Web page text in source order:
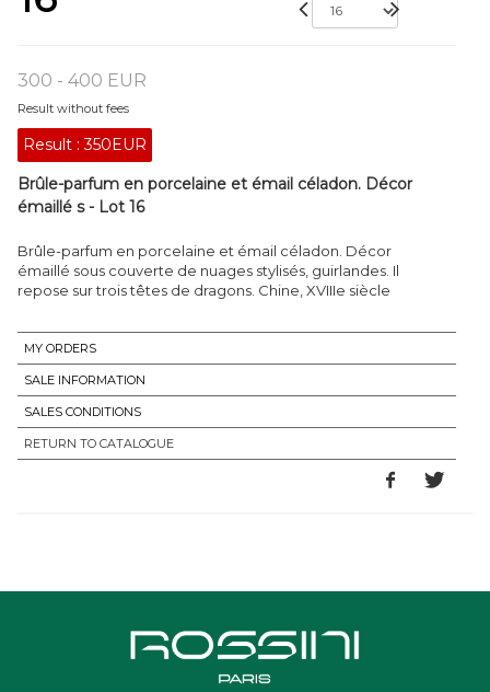
300 - 400 EUR
Result without fees
Result :350EUR
Brûle-parfum en porcelaine et émail céladon. Décor
émaillé s - Lot 16
Brûle-parfum en porcelaine et émail céladon. Décor
émaillé sous couverte de nuages stylisés, guirlandes. Il
repose sur trois têtes de dragons. Chine, XVIIIe siècle
MY ORDERS
SALE INFORMATION
SALES CONDITIONS
RETURN TO CATALOGUE